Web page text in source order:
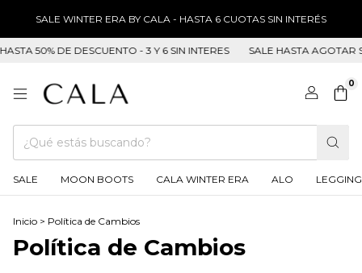
SALE WINTER ERA BY CALA - HASTA 6 CUOTAS SIN INTERÉS
50% DE DESCUENTO - 3 Y 6 SIN INTERES SALE HASTA AGOTAR
0
SALE MOON BOOTS CALA WINTER ERA ALO LEGGING
Inicio > Política de Cambios
Política de Cambios